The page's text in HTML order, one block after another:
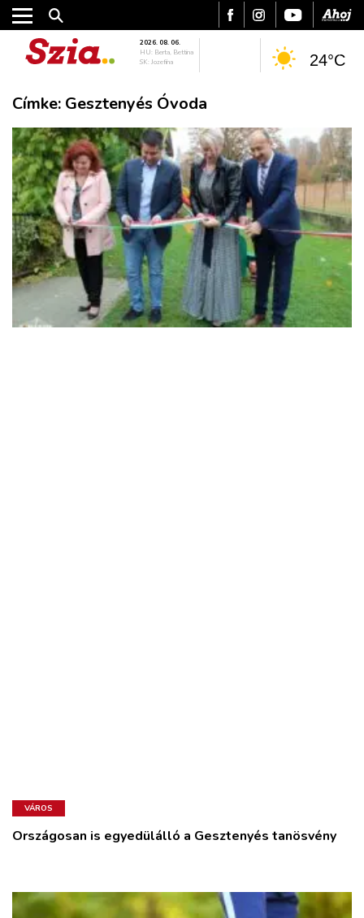
VÁROS
RÉGIÓ
SPORT
2026. 08. 06.
HU: Berta, Bettina
SK: Jozefína
24°C
Címke: Gesztenyés Óvoda
VÁROS
Országosan is egyedülálló a Gesztenyés tanösvény